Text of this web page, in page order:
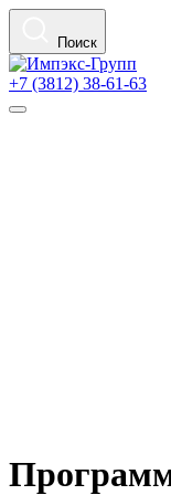
Поиск
+7 (3812) 38-61-63